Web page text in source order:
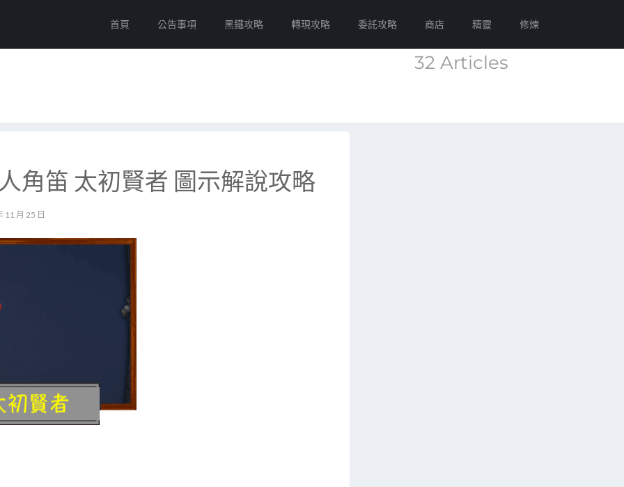
首頁 公告事項 黑鐵攻略 轉現攻略 委託攻略 商店 精靈 修煉
32 Articles
角笛 太初賢者 圖示解說攻略
11 月 25 日